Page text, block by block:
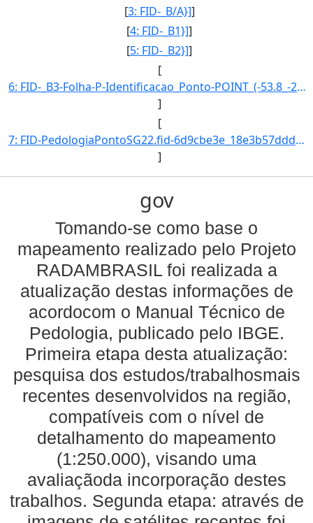
[3: FID-_B/A}]]
[4: FID-_B1}]]
[5: FID-_B2}]]
[
6: FID-_B3-Folha-P-Identificacao_Ponto-POINT_(-53.8_-24.866666666700112)}]
]
[
7: FID-PedologiaPontoSG22.fid-6d9cbe3e_18e3b57ddd4_4fc1-Folha-SG22-Identificacao_Ponto-SG22VA/P.17-Lati]
]
gov
Tomando-se como base o
mapeamento realizado pelo Projeto
RADAMBRASIL foi realizada a
atualização destas informações de
acordocom o Manual Técnico de
Pedologia, publicado pelo IBGE.
Primeira etapa desta atualização:
pesquisa dos estudos/trabalhosmais
recentes desenvolvidos na região,
compatíveis com o nível de
detalhamento do mapeamento
(1:250.000), visando uma
avaliaçãoda incorporação destes
trabalhos. Segunda etapa: através de